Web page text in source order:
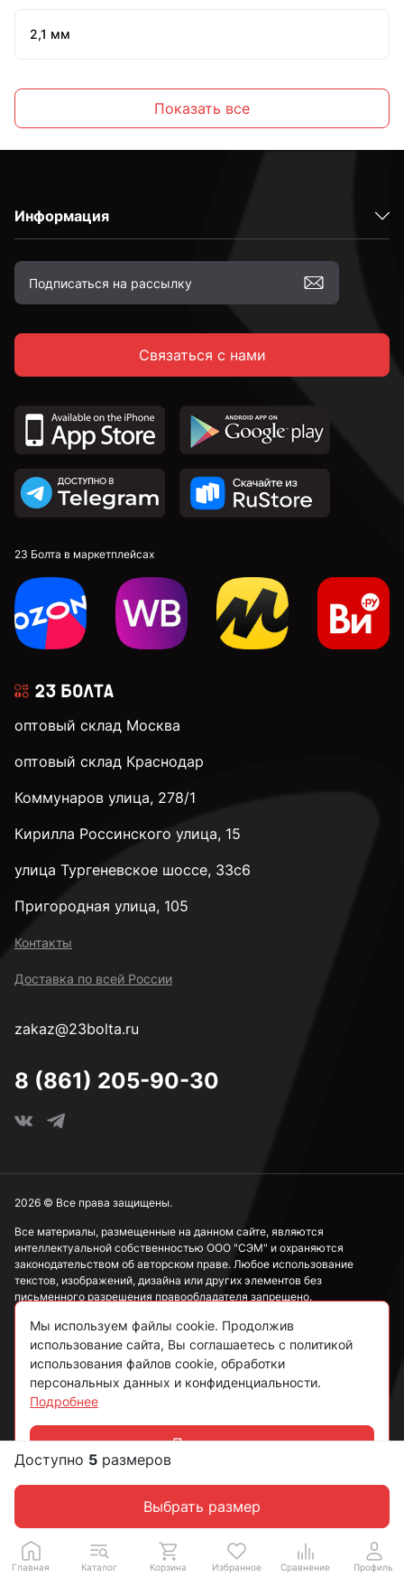
Доступно 5 размеров
Выбрать размер
2,1 мм
2,4 мм
2,5 мм
2,7 мм
2,8 мм
2,9 мм
3 мм
3,3 мм
3,4 мм
3,8 мм
4 мм
4,2 мм
4,3 мм
4,5 мм
Показать все
Информация
Связаться с нами
23 Болта в маркетплейсах
оптовый склад Москва
оптовый склад Краснодар
Коммунаров улица, 278/1
Кирилла Россинского улица, 15
улица Тургеневское шоссе, 33с6
Пригородная улица, 105
Контакты
Доставка по всей России
zakaz@23bolta.ru
8 (861) 205-90-30
Все материалы, размещенные на данном сайте, являются
интеллектуальной собственностью ООО "СЭМ" и охраняются
законодательством об авторском праве. Любое использование
текстов, изображений, дизайна или других элементов без
письменного разрешения правообладателя запрещено.
Информация, представленная на сайте, носит исключительно
ознакомительный характер и не может рассматриваться как
публичная оферта в соответствии со ст. 437 ГК РФ.
Политика конфиденциальности
Согласие на обработку данных
Пользовательское соглашение
2026 © Все права защищены.
Главная Каталог Корзина Избранное Сравнение Профиль
Мы используем файлы cookie. Продолжив
использование сайта, Вы соглашаетесь с политикой
использования файлов cookie, обработки
персональных данных и конфиденциальности.
Подробнее
Принять